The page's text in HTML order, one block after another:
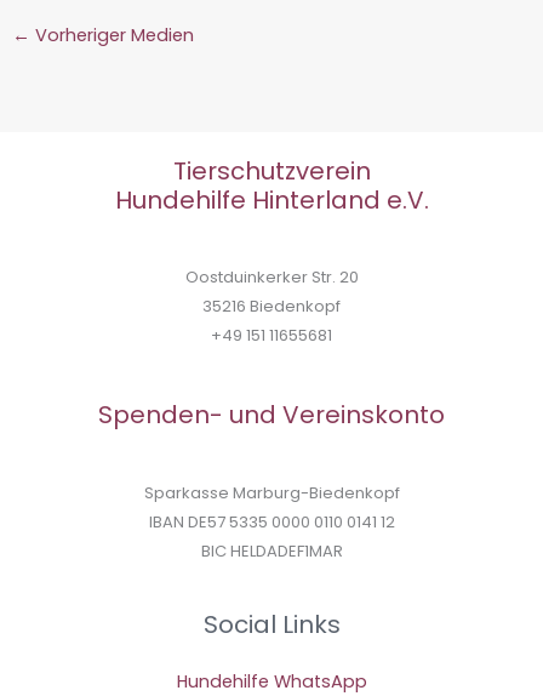
← Vorheriger Medien
Tierschutzverein
Hundehilfe Hinterland e.V.
Oostduinkerker Str. 20
35216 Biedenkopf
+49 151 11655681
Spenden- und Vereinskonto
Sparkasse Marburg-Biedenkopf
IBAN DE57 5335 0000 0110 0141 12
BIC HELDADEF1MAR
Social Links
Hundehilfe WhatsApp